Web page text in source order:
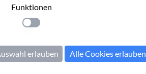
Funktionen
Einstellung anwenden
erlauben Alle Cookies erlauben